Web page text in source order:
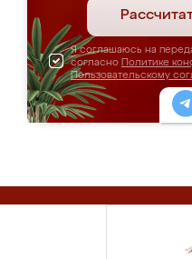
Я соглашаюсь на
согласно Политике
Пользовательскому